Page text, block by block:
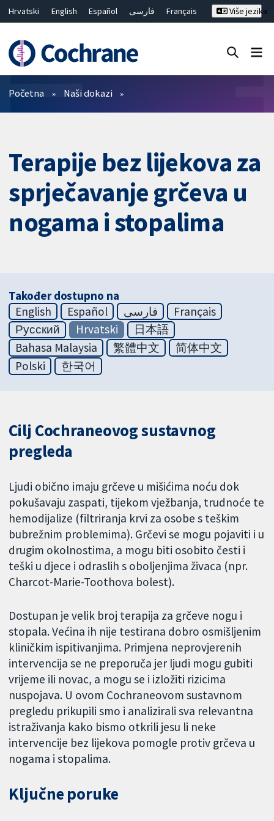
Hrvatski English Español فارسی
Français
繁體中文
简体中文
Više jezika
Prečistači
Početna Naši dokazi
Terapije bez lijekova za
sprječavanje grčeva u
nogama i stopalima
Također dostupno na
English
Español فارسی
Français
Русский
Hrvatski
日本語
Bahasa Malaysia
繁體中文
简体中文
Polski
한국어
Cilj Cochraneovog sustavnog
pregleda
Ljudi obično imaju grčeve u mišićima noću dok
pokušavaju zaspati, tijekom vježbanja, trudnoće te
hemodijalize (filtriranja krvi za osobe s teškim
bubrežnim problemima). Grčevi se mogu pojaviti i u
drugim okolnostima, a mogu biti osobito česti i
teški u djece i odraslih s oboljenjima živaca (npr.
Charcot-Marie-Toothova bolest).
Dostupan je velik broj terapija za grčeve nogu i
stopala. Većina ih nije testirana dobro osmišljenim
kliničkim ispitivanjima. Primjena neprovjerenih
intervencija se ne preporuča jer ljudi mogu gubiti
vrijeme ili novac, a mogu se i izložiti rizicima
nuspojava. U ovom Cochraneovom sustavnom
pregledu prikupili smo i analizirali sva relevantna
istraživanja kako bismo otkrili jesu li neke
intervencije bez lijekova pomogle protiv grčeva u
nogama i stopalima.
Ključne poruke